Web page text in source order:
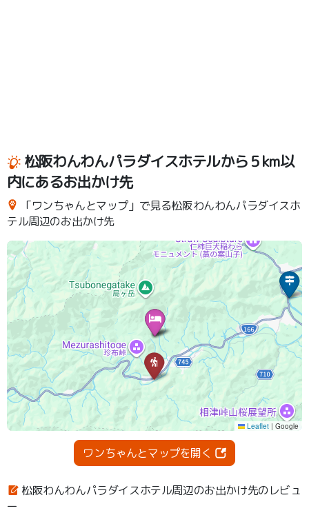
松阪わんわんパラダイスホテルから５km以
内にあるお出かけ先
「ワンちゃんとマップ」で見る松阪わんわんパラダイスホ
テル周辺のお出かけ先
ワンちゃんとマップを開く
松阪わんわんパラダイスホテル周辺のお出かけ先のレビュ
ー